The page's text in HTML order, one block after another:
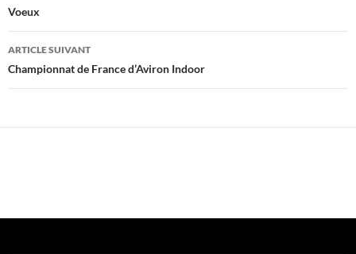
des
articles
Voeux
ARTICLE SUIVANT
Championnat de France d’Aviron Indoor